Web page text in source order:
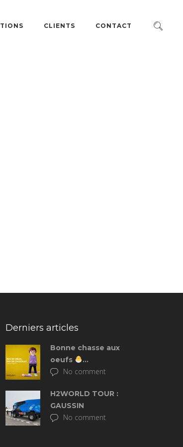
CLIENTS CONTACT
Derniers articles
Bonne chasse aux
oeufs
…
No comment
H2WORLD TOUR :
GAUSSIN
No comment